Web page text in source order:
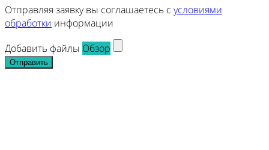
Отправляя заявку вы соглашаетесь с условиями
обработки информации
Добавить файлы Обзор
Отправить